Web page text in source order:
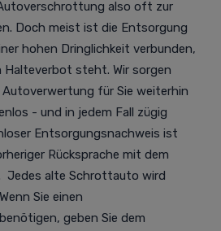
also oft zur
Doch meist ist die Entsorgung
hohen Dringlichkeit verbunden,
Halteverbot steht. Wir sorgen
für Sie weiterhin
- und in jedem Fall zügig
Entsorgungsnachweis ist
Rücksprache mit dem
Jedes alte Schrottauto wird
Sie einen
geben Sie dem